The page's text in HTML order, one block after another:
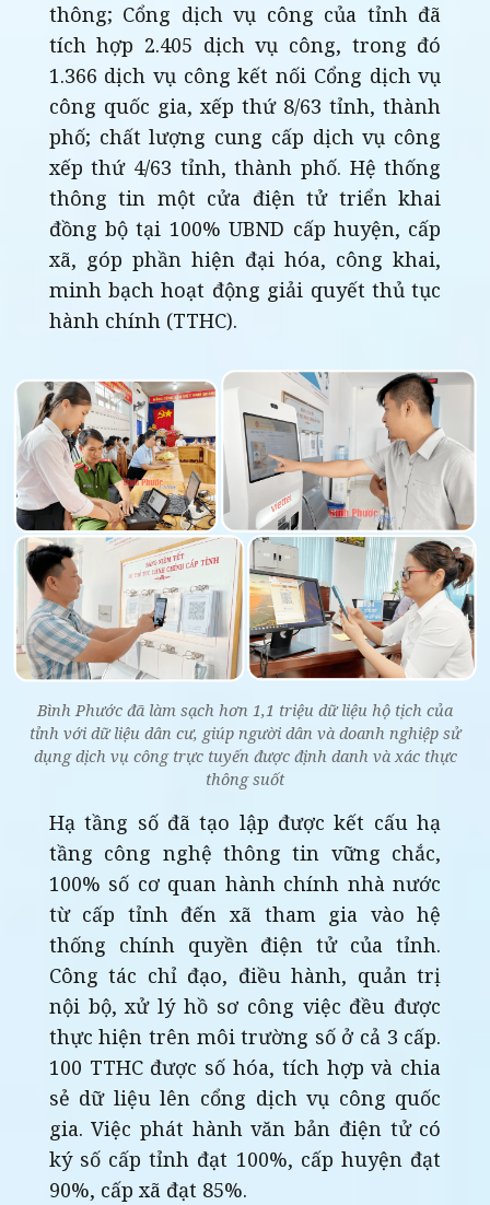
thông; Cổng dịch vụ công của tỉnh đã
tích hợp 2.405 dịch vụ công, trong đó
1.366 dịch vụ công kết nối Cổng dịch vụ
công quốc gia, xếp thứ 8/63 tỉnh, thành
phố; chất lượng cung cấp dịch vụ công
xếp thứ 4/63 tỉnh, thành phố. Hệ thống
thông tin một cửa điện tử triển khai
đồng bộ tại 100% UBND cấp huyện, cấp
xã, góp phần hiện đại hóa, công khai,
minh bạch hoạt động giải quyết thủ tục
hành chính (TTHC).
Bình Phước đã làm sạch hơn 1,1 triệu dữ liệu hộ tịch của
tỉnh với dữ liệu dân cư, giúp người dân và doanh nghiệp sử
dụng dịch vụ công trực tuyến được định danh và xác thực
thông suốt
Hạ tầng số đã tạo lập được kết cấu hạ
tầng công nghệ thông tin vững chắc,
100% số cơ quan hành chính nhà nước
từ cấp tỉnh đến xã tham gia vào hệ
thống chính quyền điện tử của tỉnh.
Công tác chỉ đạo, điều hành, quản trị
nội bộ, xử lý hồ sơ công việc đều được
thực hiện trên môi trường số ở cả 3 cấp.
100 TTHC được số hóa, tích hợp và chia
sẻ dữ liệu lên cổng dịch vụ công quốc
gia. Việc phát hành văn bản điện tử có
ký số cấp tỉnh đạt 100%, cấp huyện đạt
90%, cấp xã đạt 85%.